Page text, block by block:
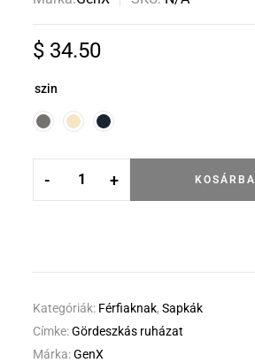
$ 34.50
szin
- + KOSÁRBA
Kategóriák: Férfiaknak,Sapkák
Címke:Gördeszkás ruházat
Márka:GenX